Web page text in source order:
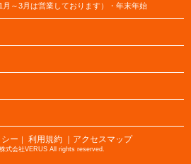
～3月は営業しております）・年末年始
ー ｜ 利用規約 ｜アクセスマップ
式会社VERUS All rights reserved.